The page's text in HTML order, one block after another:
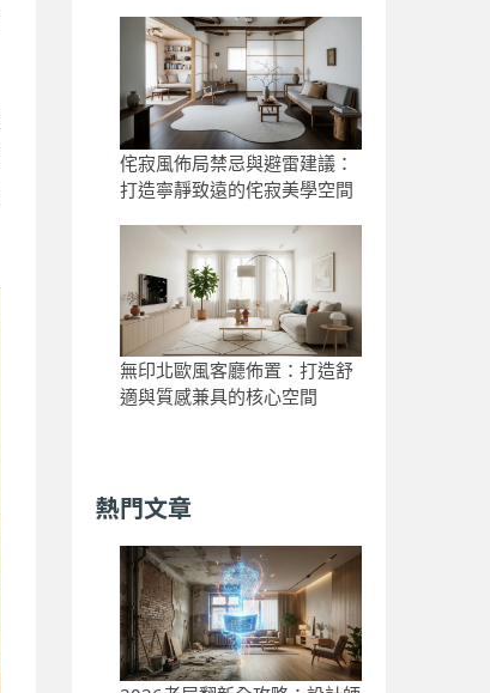
侘寂風佈局禁忌與避雷建議：
打造寧靜致遠的侘寂美學空間
無印北歐風客廳佈置：打造舒
適與質感兼具的核心空間
熱門文章